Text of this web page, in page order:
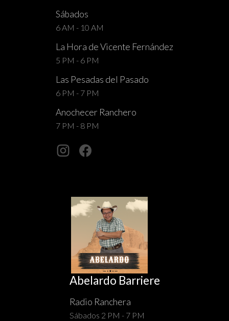
Sábados
6 AM - 10 AM
La Hora de Vicente Fernández
5 PM - 6 PM
Las Pesadas del Pasado
6 PM - 7 PM
Anochecer Ranchero
7 PM - 8 PM
Abelardo Barriere
Radio Ranchera
Sábados 2 PM - 7 PM